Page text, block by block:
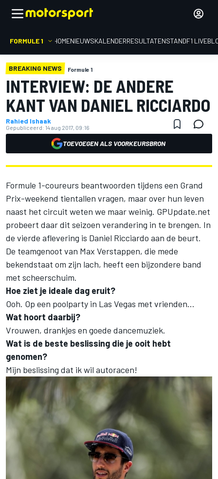
FORMULE 1 HOMENIEUWSKALENDERRESULTATENSTANDF1
BREAKING NEWS Formule 1
INTERVIEW: DE ANDERE
KANT VAN DANIEL RICCIARDO
Rahied Ishaak
Gepubliceerd: 14 aug 2017, 09:16
TOEVOEGEN ALS VOORKEURSBRON
Formule 1-coureurs beantwoorden tijdens een Grand
Prix-weekend tientallen vragen, maar over hun leven
naast het circuit weten we maar weinig. GPUpdate.net
probeert daar dit seizoen verandering in te brengen. In
de vierde aflevering is Daniel Ricciardo aan de beurt.
De teamgenoot van Max Verstappen, die mede
bekendstaat om zijn lach, heeft een bijzondere band
met scheerschuim.
Hoe ziet je ideale dag eruit?
Ooh. Op een poolparty in Las Vegas met vrienden...
Wat hoort daarbij?
Vrouwen, drankjes en goede dancemuziek.
Wat is de beste beslissing die je ooit hebt
genomen?
Mijn beslissing dat ik wil autoracen!